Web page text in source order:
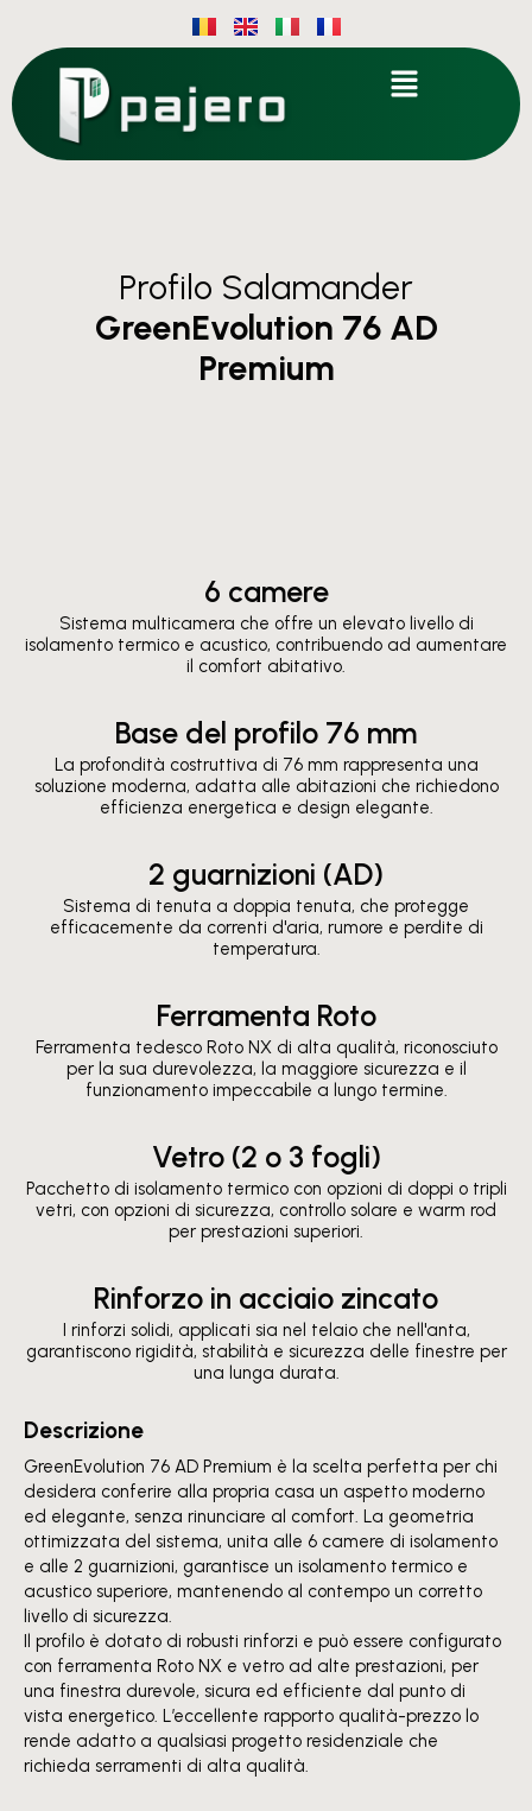
Profilo Salamander
GreenEvolution 76 AD
Premium
6 camere
Sistema multicamera che offre un elevato livello di
isolamento termico e acustico, contribuendo ad aumentare
il comfort abitativo.
Base del profilo 76 mm
La profondità costruttiva di 76 mm rappresenta una
soluzione moderna, adatta alle abitazioni che richiedono
efficienza energetica e design elegante.
2 guarnizioni (AD)
Sistema di tenuta a doppia tenuta, che protegge
efficacemente da correnti d'aria, rumore e perdite di
temperatura.
Ferramenta Roto
Ferramenta tedesco Roto NX di alta qualità, riconosciuto
per la sua durevolezza, la maggiore sicurezza e il
funzionamento impeccabile a lungo termine.
Vetro (2 o 3 fogli)
Pacchetto di isolamento termico con opzioni di doppi o tripli
vetri, con opzioni di sicurezza, controllo solare e warm rod
per prestazioni superiori.
Rinforzo in acciaio zincato
I rinforzi solidi, applicati sia nel telaio che nell'anta,
garantiscono rigidità, stabilità e sicurezza delle finestre per
una lunga durata.
Descrizione
GreenEvolution 76 AD Premium è la scelta perfetta per chi
desidera conferire alla propria casa un aspetto moderno
ed elegante, senza rinunciare al comfort. La geometria
ottimizzata del sistema, unita alle 6 camere di isolamento
e alle 2 guarnizioni, garantisce un isolamento termico e
acustico superiore, mantenendo al contempo un corretto
livello di sicurezza.
Il profilo è dotato di robusti rinforzi e può essere configurato
con ferramenta Roto NX e vetro ad alte prestazioni, per
una finestra durevole, sicura ed efficiente dal punto di
vista energetico. L’eccellente rapporto qualità-prezzo lo
rende adatto a qualsiasi progetto residenziale che
richieda serramenti di alta qualità.